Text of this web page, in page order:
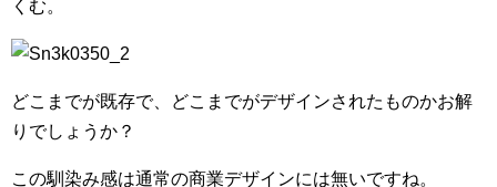
くむ。
どこまでが既存で、どこまでがデザインされたものかお解
りでしょうか？
この馴染み感は通常の商業デザインには無いですね。